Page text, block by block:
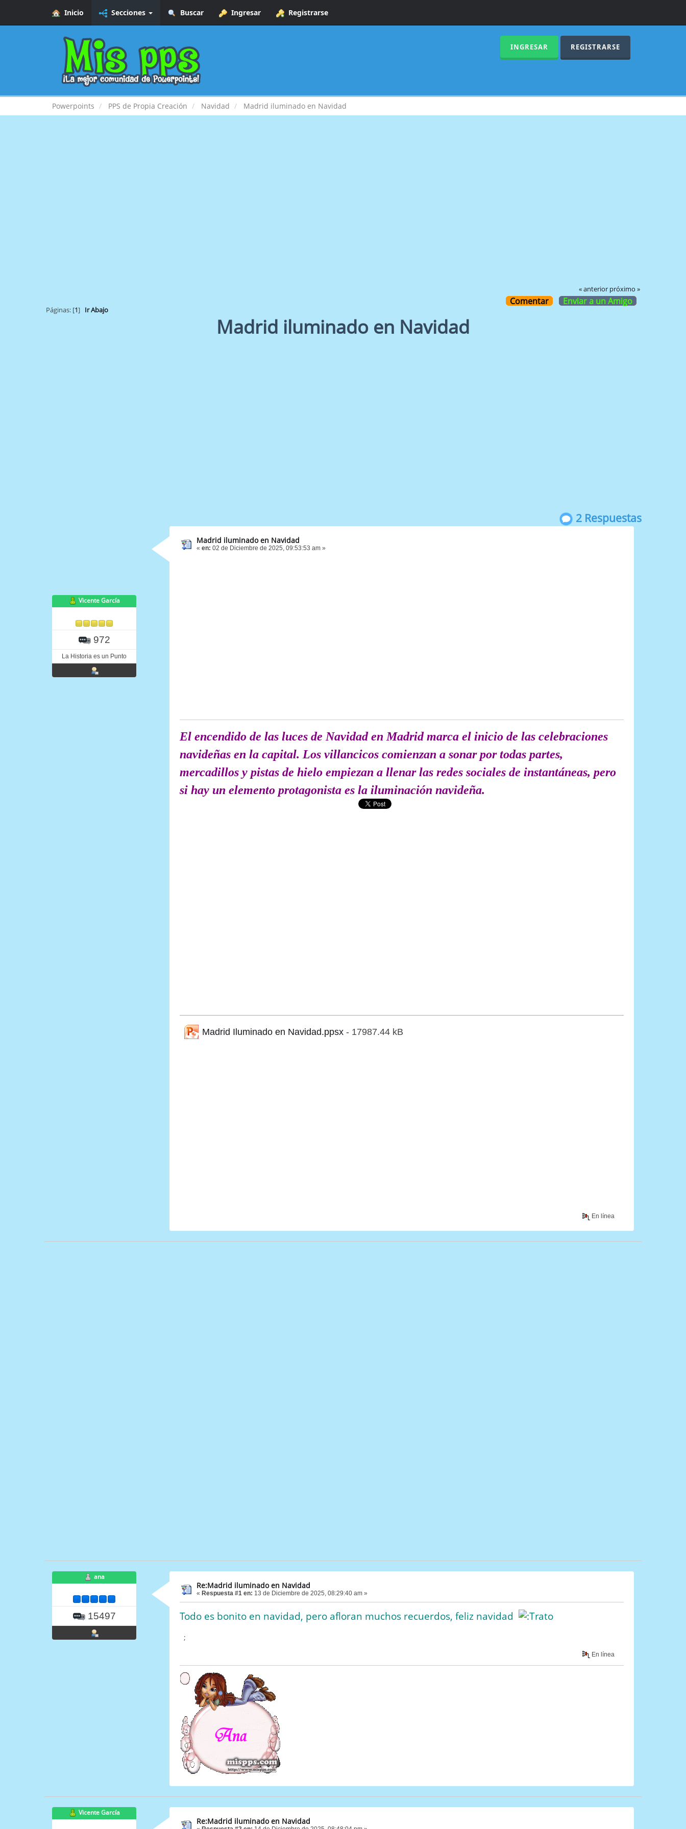
Inicio Secciones Buscar Ingresar Registrarse
INGRESAR REGISTRARSE
Powerpoints PPS de Propia Creación Navidad Madrid iluminado en Navidad
« anterior próximo »
Comentar Enviar a un Amigo
Páginas: [1] Ir Abajo
Madrid iluminado en Navidad
2 Respuestas
Vicente García
972
La Historia es un Punto
Madrid iluminado en Navidad
« en: 02 de Diciembre de 2025, 09:53:53 am »
El encendido de las luces de Navidad en Madrid marca el inicio de las celebraciones
navideñas en la capital. Los villancicos comienzan a sonar por todas partes,
mercadillos y pistas de hielo empiezan a llenar las redes sociales de instantáneas, pero
si hay un elemento protagonista es la iluminación navideña.
Madrid Iluminado en Navidad.ppsx - 17987.44 kB
En línea
ana
15497
Re:Madrid iluminado en Navidad
« Respuesta #1 en: 13 de Diciembre de 2025, 08:29:40 am »
Todo es bonito en navidad, pero afloran muchos recuerdos, feliz navidad
;
En línea
Vicente García
Re:Madrid iluminado en Navidad